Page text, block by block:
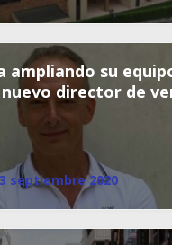
ampliando su
director de
3 septiembre 2020